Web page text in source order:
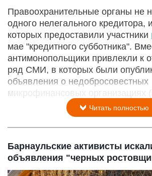
Правоохранительные органы не
одного нелегального
которых предоставили участники
мае "кредитного субботника".
антимонопольщики привлекли к
ряд СМИ, в которых были
объявления о недобросовестных
микрофинансовых организациях
Читать полностью
Барнаульские активисты
объявления "черных